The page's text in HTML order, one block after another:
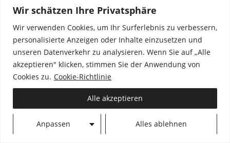
Wir schätzen Ihre Privatsphäre
Wir verwenden Cookies, um Ihr Surferlebnis zu verbessern,
personalisierte Anzeigen oder Inhalte einzusetzen und
unseren Datenverkehr zu analysieren. Wenn Sie auf „Alle
akzeptieren" klicken, stimmen Sie der Anwendung von
Cookies zu. Cookie-Richtlinie
Anpassen Alles ablehnen
Alle akzeptieren
IMPRESSUM|DATENSCHUTZ
Designed byPaladin